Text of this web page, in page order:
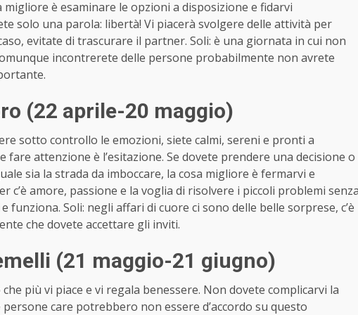
migliore è esaminare le opzioni a disposizione e fidarvi
solo una parola: libertà! Vi piacerà svolgere delle attività per
evitate di trascurare il partner. Soli: è una giornata in cui non
incontrerete delle persone probabilmente non avrete
(22 aprile-20 maggio)
sotto controllo le emozioni, siete calmi, sereni e pronti a
fare attenzione è l’esitazione. Se dovete prendere una decisione o
sia la strada da imboccare, la cosa migliore è fermarvi e
c’è amore, passione e la voglia di risolvere i piccoli problemi
funziona. Soli: negli affari di cuore ci sono delle belle sorprese, c’è
che dovete accettare gli inviti.
(21 maggio-21 giugno)
più vi piace e vi regala benessere. Non dovete complicarvi la
care potrebbero non essere d’accordo su questo